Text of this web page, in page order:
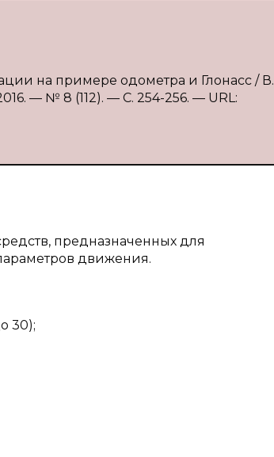
на примере одометра и Глонасс / В.
— № 8 (112). — С. 254-256. — URL:
предназначенных для
движения.
30);